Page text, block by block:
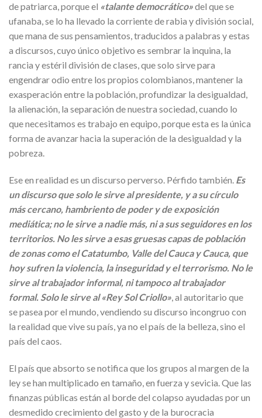
de patriarca, porque el «talante democrático»del que se
ufanaba, se lo ha llevado la corriente de rabia y división social,
que mana de sus pensamientos, traducidos a palabras y estas
a discursos, cuyo único objetivo es sembrar la inquina, la
rancia y estéril división de clases, que solo sirve para
engendrar odio entre los propios colombianos, mantener la
exasperación entre la población, profundizar la desigualdad,
la alienación, la separación de nuestra sociedad, cuando lo
que necesitamos es trabajo en equipo, porque esta es la única
forma de avanzar hacia la superación de la desigualdad y la
pobreza.
Ese en realidad es un discurso perverso. Pérfido también. Es
un discurso que solo le sirve al presidente, y a su círculo
más cercano, hambriento de poder y de exposición
mediática; no le sirve a nadie más, ni a sus seguidores en los
territorios. No les sirve a esas gruesas capas de población
de zonas como el Catatumbo, Valle del Cauca y Cauca, que
hoy sufren la violencia, la inseguridad y el terrorismo. No le
sirve al trabajador informal, ni tampoco al trabajador
formal. Solo le sirve al «Rey Sol Criollo», al autoritario que
se pasea por el mundo, vendiendo su discurso incongruo con
la realidad que vive su país, ya no el país de la belleza, sino el
país del caos.
El país que absorto se notifica que los grupos al margen de la
ley se han multiplicado en tamaño, en fuerza y sevicia. Que las
finanzas públicas están al borde del colapso ayudadas por un
desmedido crecimiento del gasto y de la burocracia